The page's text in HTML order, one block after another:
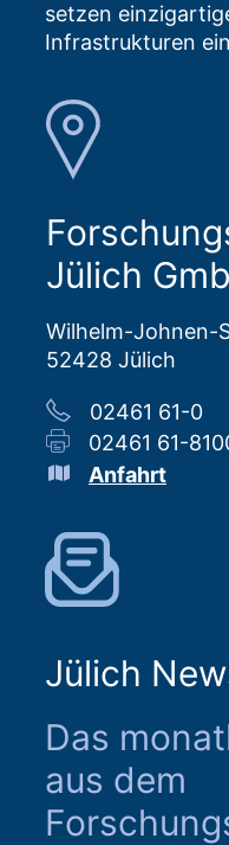
setzen
Infrastrukturen
Jülich
Wilhelm-Johnen-
52428 Jülich
02461 61-0
02461 61-
Anfahrt
Jülich
Das
aus dem